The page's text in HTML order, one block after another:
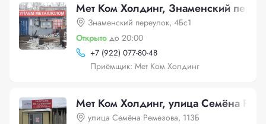
Мет Ком Холдинг, Знаменский
Знаменский переулок, 4Бс1
Открыто до 20:00
+7 (922) 077-80-48
Приёмщик: Мет Ком Холдинг
Мет Ком Холдинг, улица Семёна
улица Семёна Ремезова, 113Б